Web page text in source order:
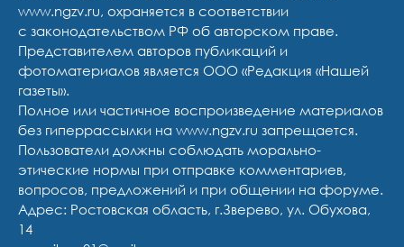
www.ngzv.ru, охраняется в соответствии
с законодательством РФ об авторском праве.
Представителем авторов публикаций и
фотоматериалов является ООО «Редакция «Нашей
газеты».
Полное или частичное воспроизведение материалов
без гиперрассылки на www.ngzv.ru запрещается.
Пользователи должны соблюдать морально-
этические нормы при отправке комментариев,
вопросов, предложений и при общении на форуме.
Адрес: Ростовская область, г.Зверево, ул. Обухова,
14